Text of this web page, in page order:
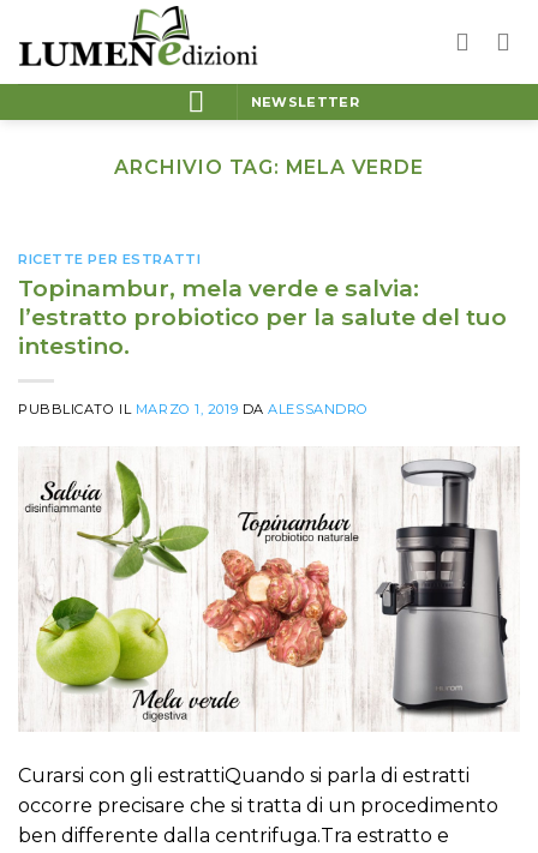
contenuti
NEWSLETTER
ARCHIVIO TAG: MELA VERDE
RICETTE PER ESTRATTI
Topinambur, mela verde e salvia:
l’estratto probiotico per la salute del tuo
intestino.
PUBBLICATO IL MARZO 1, 2019 DAALESSANDRO
Curarsi con gli estrattiQuando si parla di estratti
occorre precisare che si tratta di un procedimento
ben differente dalla centrifuga.Tra estratto e